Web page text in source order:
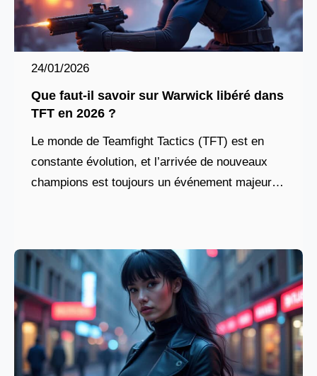
24/01/2026
Que faut-il savoir sur Warwick libéré dans
TFT en 2026 ?
Le monde de Teamfight Tactics (TFT) est en
constante évolution, et l’arrivée de nouveaux
champions est toujours un événement majeur